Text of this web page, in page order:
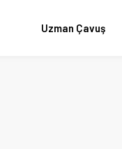
Uzman Çavuş